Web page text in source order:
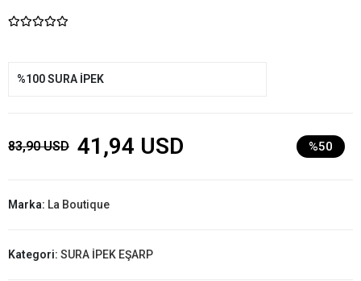
%100 SURA İPEK
83,90 USD 41,94 USD %50
Marka: La Boutique
Kategori: SURA İPEK EŞARP